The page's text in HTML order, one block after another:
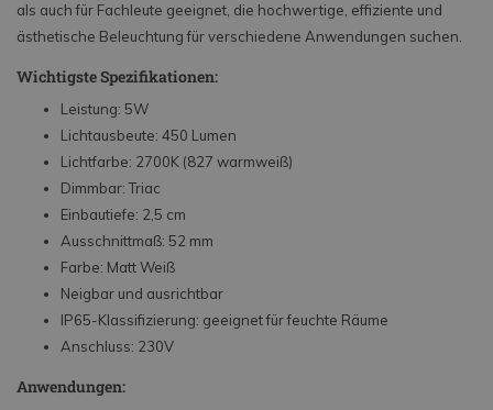
als auch für Fachleute geeignet, die hochwertige, effiziente und
ästhetische Beleuchtung für verschiedene Anwendungen suchen.
Wichtigste Spezifikationen:
Leistung: 5W
Lichtausbeute: 450 Lumen
Lichtfarbe: 2700K (827 warmweiß)
Dimmbar: Triac
Einbautiefe: 2,5 cm
Ausschnittmaß: 52 mm
Farbe: Matt Weiß
Neigbar und ausrichtbar
IP65-Klassifizierung: geeignet für feuchte Räume
Anschluss: 230V
Anwendungen: